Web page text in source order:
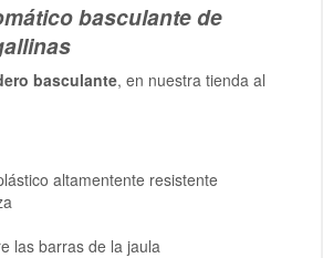
basculante de
basculante, en nuestra tienda al
altamentente resistente
las barras de la jaula